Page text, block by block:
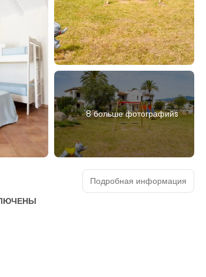
8 больше фотографийs
Подробная информация